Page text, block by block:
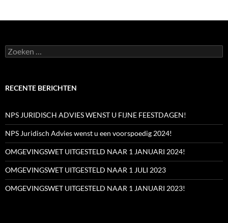
Zoeken
naar:
RECENTE BERICHTEN
NPS JURIDISCH ADVIES WENST U FIJNE FEESTDAGEN!
NPS Juridisch Advies wenst u een voorspoedig 2024!
OMGEVINGSWET UITGESTELD NAAR 1 JANUARI 2024!
OMGEVINGSWET UITGESTELD NAAR 1 JULI 2023
OMGEVINGSWET UITGESTELD NAAR 1 JANUARI 2023!